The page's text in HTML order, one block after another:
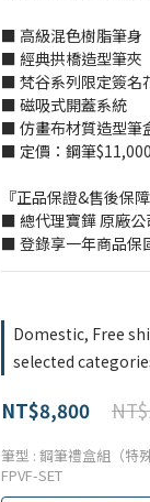
■ 高級混色樹脂筆身
■ 經典拱橋造型筆夾
■ 梵谷系列限定簽名
■ 磁吸式開蓋系統
■ 仿畫布材質造型筆
■ 定價：鋼筆
『正品保證&售後保障
■ 總代理寶鏵 原廠公
■ 登錄享一年商品保
Domestic, Free
selected
NT$8,800
筆型 : 鋼筆禮盒組（特
FPVF-SET